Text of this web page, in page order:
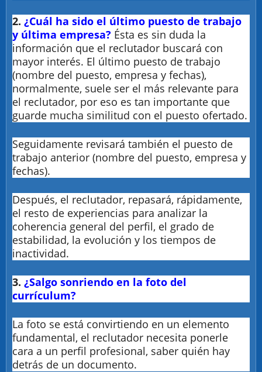
2. ¿Cuál ha sido el último puesto de trabajo
y última empresa? Ésta es sin duda la
información que el reclutador buscará con
mayor interés. El último puesto de trabajo
(nombre del puesto, empresa y fechas),
normalmente, suele ser el más relevante para
el reclutador, por eso es tan importante que
guarde mucha similitud con el puesto ofertado.
Seguidamente revisará también el puesto de
trabajo anterior (nombre del puesto, empresa y
fechas).
Después, el reclutador, repasará, rápidamente,
el resto de experiencias para analizar la
coherencia general del perfil, el grado de
estabilidad, la evolución y los tiempos de
inactividad.
3. ¿Salgo sonriendo en la foto del
currículum?
La foto se está convirtiendo en un elemento
fundamental, el reclutador necesita ponerle
cara a un perfil profesional, saber quién hay
detrás de un documento.